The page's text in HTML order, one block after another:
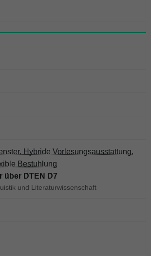
Hybride Vorlesungsausstattung,
Bestuhlung
über DTEN D7
und Literaturwissenschaft